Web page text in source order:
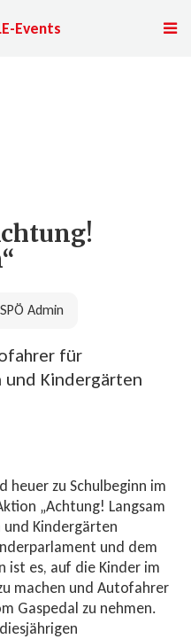
Events
Admin
für
und Kindergärten
heuer zu Schulbeginn im
„Achtung! Langsam
und Kindergärten
und dem
ist es, auf die Kinder im
machen und Autofahrer
Gaspedal zu nehmen.